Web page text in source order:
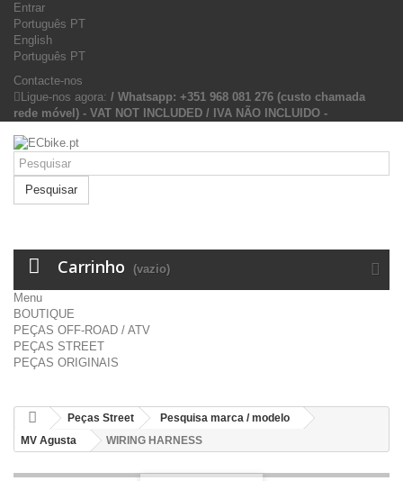
Entrar
Português PT
English
Português PT
Contacte-nos
Ligue-nos agora: / Whatsapp: +351 968 081 276 (custo chamada
rede móvel) - VAT NOT INCLUDED / IVA NÃO INCLUIDO -
Pesquisar
Carrinho (vazio)
Menu
BOUTIQUE
PEÇAS OFF-ROAD / ATV
PEÇAS STREET
PEÇAS ORIGINAIS
Peças Street
Pesquisa marca / modelo
MV Agusta
WIRING HARNESS